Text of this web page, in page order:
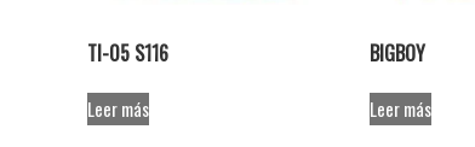
TI-05 S116
Leer más
BIGBOY
Leer más